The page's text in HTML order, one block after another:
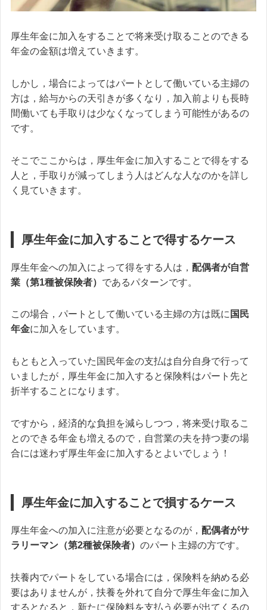
厚生年金に加入をすることで将来受け取ることのできる
年金の金額は増えていきます。
しかし，場合によってはパートとして働いている主婦の
方は，給与からの天引きが多くなり，加入前よりも長時
間働いても手取りは少なくなってしまう可能性があるの
です。
そこでここからは，厚生年金に加入することで得をする
人と，手取りが減ってしまう人はどんな人なのかを詳し
く見ていきます。
厚生年金に加入することで得するケース
厚生年金への加入によって得をする人は， 配偶者が自営
業（第1種被保険者） であるパターンです。
この場合，パートとして働いている主婦の方は既に 国民
年金に加入をしています。
もともと入っていた国民年金の支払は自分自身で行って
いましたが，厚生年金に加入すると保険料はパート先と
折半することになります。
ですから，経済的な負担を減らしつつ，将来受け取るこ
とのできる年金も増えるので，自営業の夫を持つ妻の場
合には迷わず厚生年金に加入するとよいでしょう！
厚生年金に加入することで損するケース
厚生年金への加入に注意が必要となるのが， 配偶者がサ
ラリーマン（第2種被保険者） のパート主婦の方です。
扶養内でパートをしている場合には，保険料を納める必
要はありませんが，扶養を外れて自分で厚生年金に加入
するとなると，新たに保険料を支払う必要が出てくるの